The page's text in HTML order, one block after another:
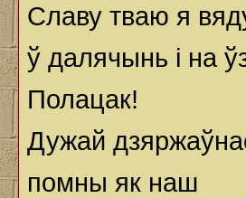
Славу тваю я
ў далячынь і на
Полацак!
Дужай
помны як наш